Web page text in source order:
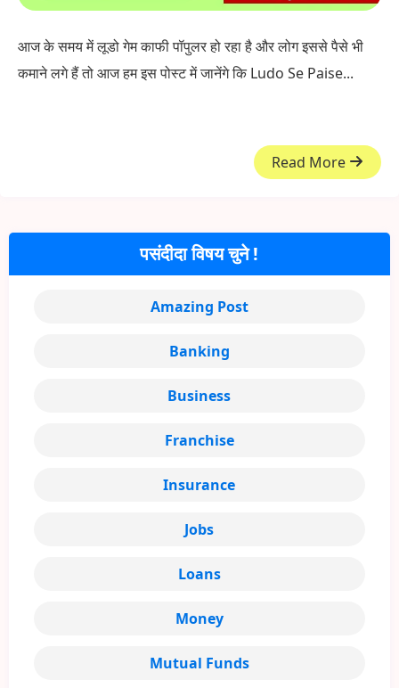
आज के समय में लूडो गेम काफी पॉपुलर हो रहा है और लोग इससे पैसे भी
कमाने लगे हैं तो आज हम इस पोस्ट में जानेंगे कि Ludo Se Paise...
Read More
पसंदीदा विषय चुने !
Amazing Post
Banking
Business
Franchise
Insurance
Jobs
Loans
Money
Mutual Funds